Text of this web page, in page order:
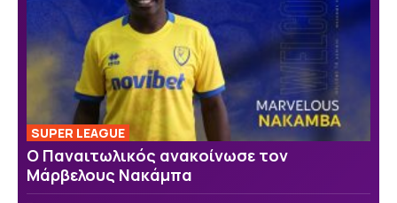
SUPER LEAGUE
Ο Παναιτωλικός ανακοίνωσε τον
Μάρβελους Νακάμπα